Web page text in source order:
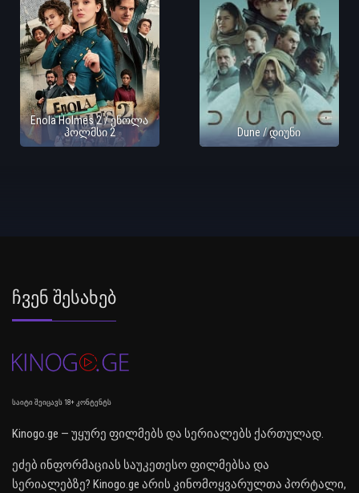
Enola Holmes 2 / ენოლა
ჰოლმსი 2
Dune / დიუნი
Ჩვენ Შესახებ
საიტი შეიცავს 18+ კონტენტს
Kinogo.ge — უყურე ფილმებს და სერიალებს ქართულად.
ეძებ ინფორმაციას საუკეთესო ფილმებსა და
სერიალებზე? Kinogo.ge არის კინომოყვარულთა პორტალი,